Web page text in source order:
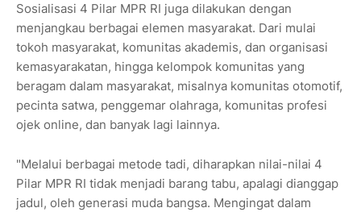
Sosialisasi 4 Pilar MPR RI juga dilakukan dengan
menjangkau berbagai elemen masyarakat. Dari mulai
tokoh masyarakat, komunitas akademis, dan organisasi
kemasyarakatan, hingga kelompok komunitas yang
beragam dalam masyarakat, misalnya komunitas otomotif,
pecinta satwa, penggemar olahraga, komunitas profesi
ojek online, dan banyak lagi lainnya.
"Melalui berbagai metode tadi, diharapkan nilai-nilai 4
Pilar MPR RI tidak menjadi barang tabu, apalagi dianggap
jadul, oleh generasi muda bangsa. Mengingat dalam